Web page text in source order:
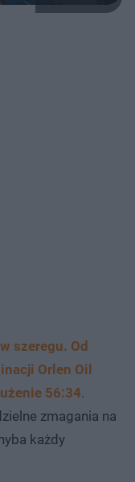
szeregu. Od
Orlen Oil
56:34.
zmagania na
każdy